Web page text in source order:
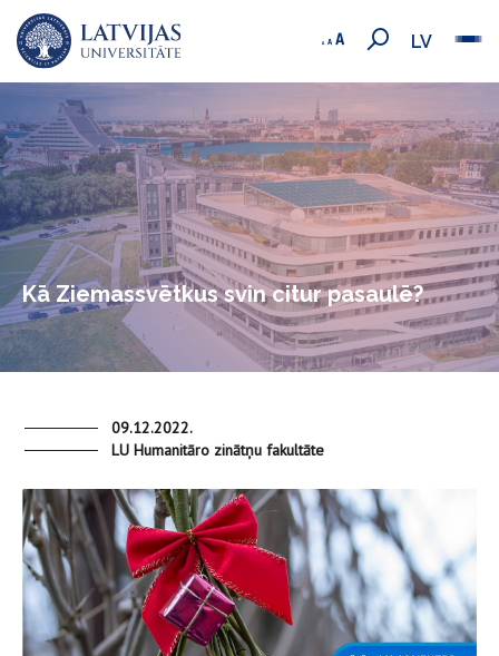
LV
Kā Ziemassvētkus svin citur pasaulē?
09.12.2022.
LU Humanitāro zinātņu fakultāte